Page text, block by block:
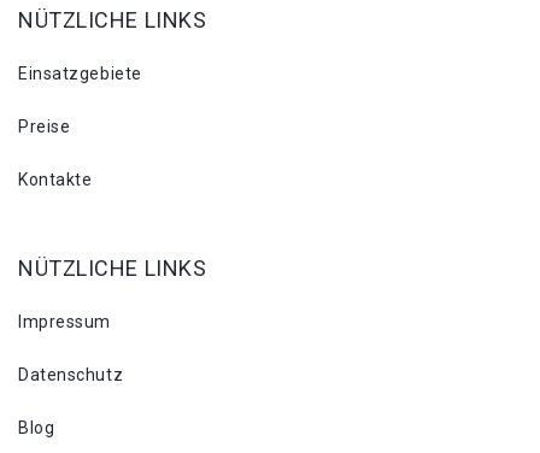
NÜTZLICHE LINKS
Einsatzgebiete
Preise
Kontakte
NÜTZLICHE LINKS
Impressum
Datenschutz
Blog